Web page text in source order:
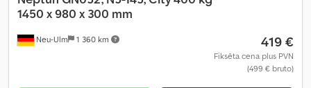
Neu-Ulm 1 360 km
1450 x 980 x 300 mm
419 €
Fiksēta cena plus PVN
(499 € bruto)